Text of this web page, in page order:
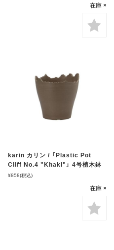
在庫 ×
karin カリン / 「Plastic Pot
Cliff No.4 "Khaki"」 4号植木鉢
¥858(税込)
在庫 ×